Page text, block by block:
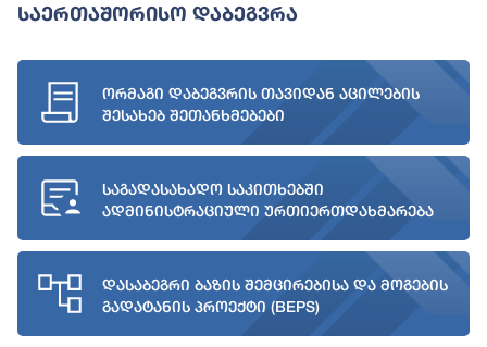
Საერთაშორისო Დაბეგვრა
ორმაგი დაბეგვრის თავიდან აცილების
შესახებ შეთანხმებები
საგადასახადო საკითხებში
ადმინისტრაციული ურთიერთდახმარება
დასაბეგრი ბაზის შემცირებისა და მოგების
გადატანის პროექტი (BEPS)